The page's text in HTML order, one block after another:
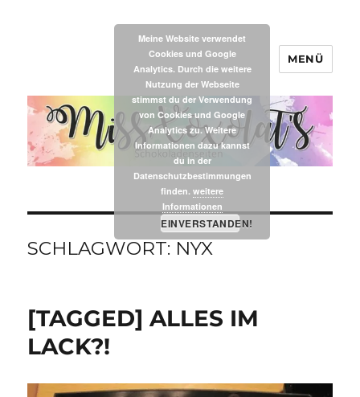
MissXoxolat's
MENÜ
SCHLAGWORT: NYX
[TAGGED] ALLES IM
LACK?!
Meine Website verwendet
Cookies und Google
Analytics. Durch die weitere
Nutzung der Webseite
stimmst du der Verwendung
von Cookies und Google
Analytics zu. Weitere
Informationen dazu kannst
du in der
Datenschutzbestimmungen
finden. weitere
Informationen
EINVERSTANDEN!